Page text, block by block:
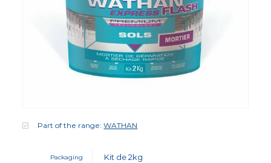
Part of the range:WATHAN
Packaging Kit de 2kg